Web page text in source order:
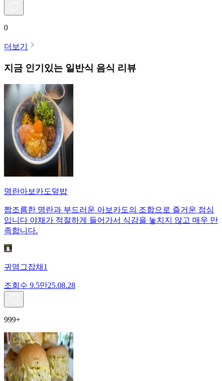
0
더보기
지금 인기있는 일반식 음식 리뷰
명란아보카도덮밥
짭조름한 명란과 부드러운 아보카도의 조합으로 즐거운 점심
입니다 야채가 적절하게 들어가서 식감을 놓치지 않고 매우 만
족합니다.
귀염그잡채1
조회수 9.5만25.08.28
999+